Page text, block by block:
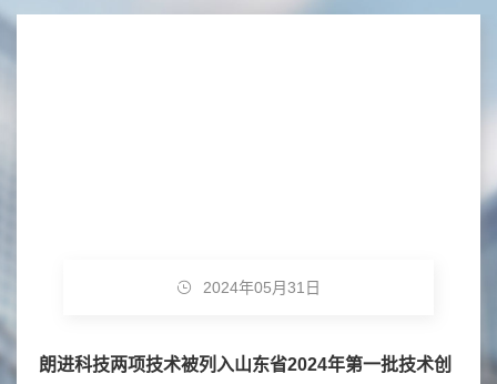
2024年05月31日
朗进科技两项技术被列入山东省2024年第一批技术创